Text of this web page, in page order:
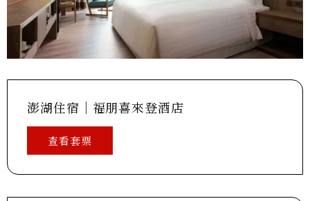
澎湖住宿｜福朋喜來登酒店
查看套票